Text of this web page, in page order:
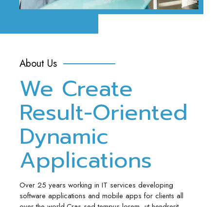
About Us
We Create
Result-Oriented
Dynamic
Applications
Over 25 years working in IT services developing
software applications and mobile apps for clients all